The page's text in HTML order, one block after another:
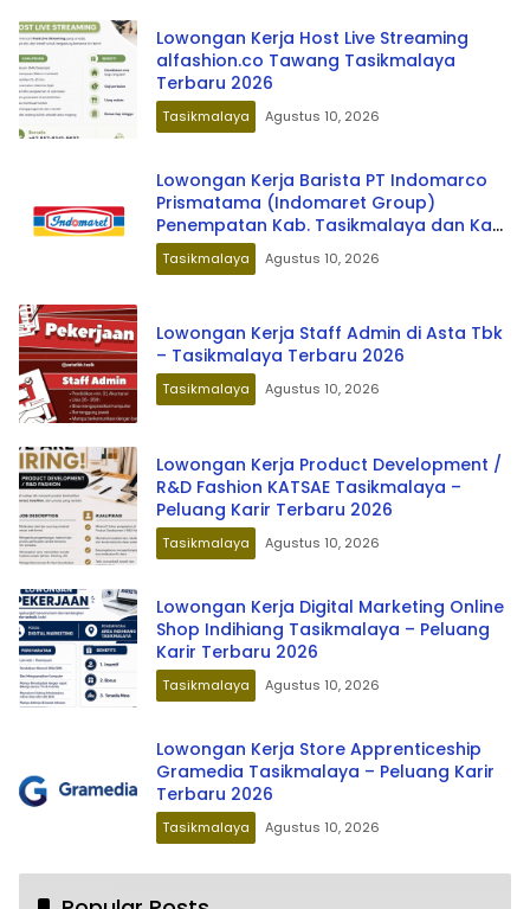
Lowongan Kerja Host Live Streaming
alfashion.co Tawang Tasikmalaya
Terbaru 2026
Tasikmalaya Agustus 10, 2026
Lowongan Kerja Barista PT Indomarco
Prismatama (Indomaret Group)
Penempatan Kab. Tasikmalaya dan Kab.
Garut Terbaru 2026
Tasikmalaya Agustus 10, 2026
Lowongan Kerja Staff Admin di Asta Tbk
– Tasikmalaya Terbaru 2026
Tasikmalaya Agustus 10, 2026
Lowongan Kerja Product Development /
R&D Fashion KATSAE Tasikmalaya –
Peluang Karir Terbaru 2026
Tasikmalaya Agustus 10, 2026
Lowongan Kerja Digital Marketing Online
Shop Indihiang Tasikmalaya – Peluang
Karir Terbaru 2026
Tasikmalaya Agustus 10, 2026
Lowongan Kerja Store Apprenticeship
Gramedia Tasikmalaya – Peluang Karir
Terbaru 2026
Tasikmalaya Agustus 10, 2026